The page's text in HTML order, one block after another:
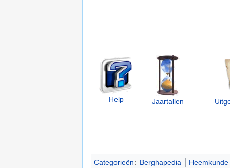
___
Help Jaartallen
Categorieën: Berghapedia Heemkunde